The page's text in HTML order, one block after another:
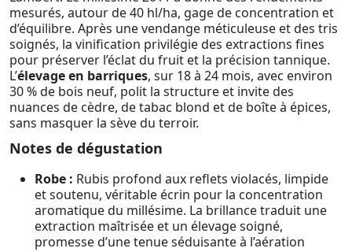
mesurés, autour de 40 hl/ha, gage de concentration et
d’équilibre. Après une vendange méticuleuse et des tris
soignés, la vinification privilégie des extractions fines
pour préserver l’éclat du fruit et la précision tannique.
L’élevage en barriques, sur 18 à 24 mois, avec environ
30 % de bois neuf, polit la structure et invite des
nuances de cèdre, de tabac blond et de boîte à épices,
sans masquer la sève du terroir.
Notes de dégustation
Robe : Rubis profond aux reflets violacés, limpide
et soutenu, véritable écrin pour la concentration
aromatique du millésime. La brillance traduit une
extraction maîtrisée et un élevage soigné,
promesse d’une tenue séduisante à l’aération